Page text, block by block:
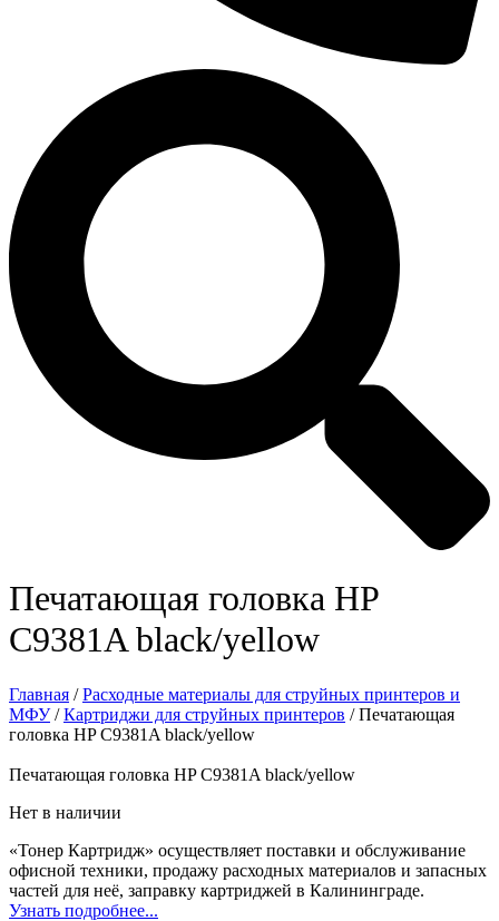
Печатающая головка HP
C9381A black/yellow
Главная /Расходные материалы для струйных принтеров и
МФУ/Картриджи для струйных принтеров / Печатающая
головка HP C9381A black/yellow
Печатающая головка HP C9381A black/yellow
Нет в наличии
«Тонер Картридж» осуществляет поставки и обслуживание
офисной техники, продажу расходных материалов и запасных
частей для неё, заправку картриджей в Калининграде.
Узнать подробнее...